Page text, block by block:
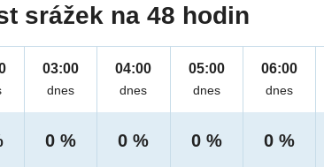
srážek na 48 hodin
03:00
dnes
0 %
04:00
dnes
0 %
05:00
dnes
0 %
06:00
dnes
0 %